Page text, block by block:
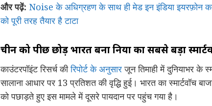
और पढ़ें: Noise के अधिग्रहण के साथ ही मेड इन इंडिया इयरफ़ोन
को पूरी तरह तैयार है टाटा
चीन को पीछ छोड़ भारत बना दुनिया का सबसे बड़ा
काउंटरपॉइंट रिसर्च कीरिपोर्ट के अनुसारजून तिमाही में दुनियाभर के
सालाना आधार पर 13 प्रतिशत की वृद्धि हुई। भारत का स्मार्टवॉच
को पछाड़ते हुए इस मामले में दूसरे पायदान पर पहुंच गया है।